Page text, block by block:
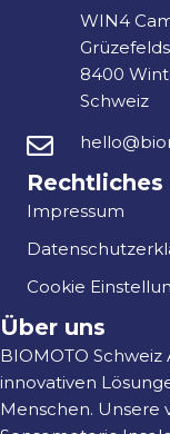
WIN4
8400
Schweiz
Rechtliches
Impressum
Cookie
Über uns
BIOMOTO
innovativen
Menschen. Unsere